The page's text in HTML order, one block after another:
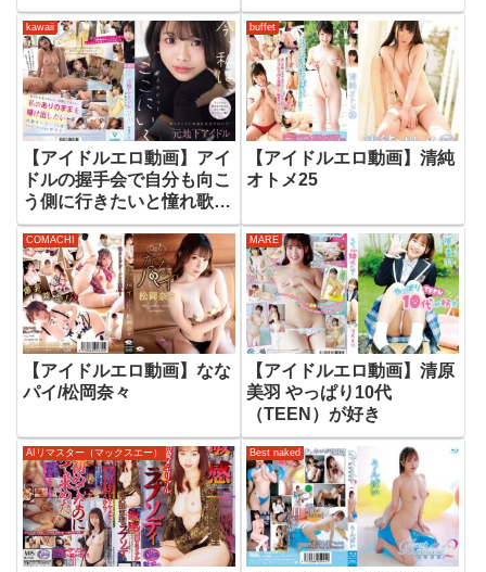
険な中年ディレクターの粘
着パワハラチ○ポで開発さ
れ続けた一晩。十束るう
日手伝ったげる アナタが
好き好き主観映像で究極の
恋愛オナニーサポート
kawaii
【アイドルエロ動画】アイ
ドルの握手会で自分も向こ
う側に行きたいと憧れ歌と
ダンスに青春を全力で注い
だ元地下アイドル‘時藤ゆ
いな’元彼とのハメ撮りで
性の開放に目覚めて、今、
私は、ここにいる。
buffet
【アイドルエロ動画】清純
オトメ25
COMACHI
【アイドルエロ動画】なな
パイ/松岡奈々
MARE
【アイドルエロ動画】清原
美羽 やっぱり10代
（TEEN）が好き
AIリマスター（マックスエー） Best naked